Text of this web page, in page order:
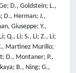
D., Goldstein; L.,
D., Herman; J.,
Giuseppe; Y.,
Q., Li; S., Li; Z., Li;
Martinez Murillo;
D., Montaner; P.,
B., Ning; G.,